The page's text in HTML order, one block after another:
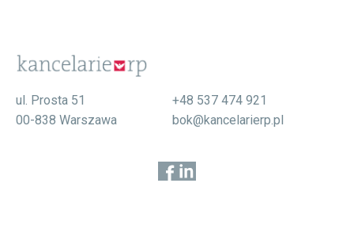
ul. Prosta 51
00-838 Warszawa
+48 537 474 921
bok@kancelarierp.pl